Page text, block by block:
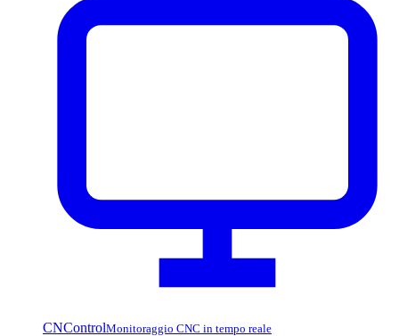
CNControlMonitoraggio CNC in tempo reale